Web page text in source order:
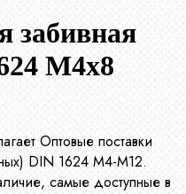
забивная
М4х8
Оптовые поставки
DIN 1624 М4-М12.
самые доступные в